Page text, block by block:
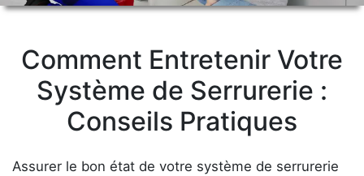
Comment Entretenir Votre
Système de Serrurerie :
Conseils Pratiques
Assurer le bon état de votre système de serrurerie